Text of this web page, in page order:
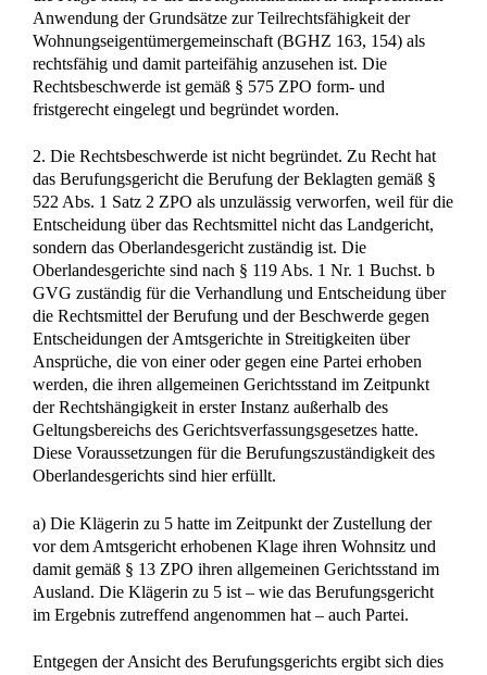
Anwendung der Grundsätze zur Teilrechtsfähigkeit der
Wohnungseigentümergemeinschaft (BGHZ 163, 154) als
rechtsfähig und damit parteifähig anzusehen ist. Die
Rechtsbeschwerde ist gemäß § 575 ZPO form- und
fristgerecht eingelegt und begründet worden.
2. Die Rechtsbeschwerde ist nicht begründet. Zu Recht hat
das Berufungsgericht die Berufung der Beklagten gemäß §
522 Abs. 1 Satz 2 ZPO als unzulässig verworfen, weil für die
Entscheidung über das Rechtsmittel nicht das Landgericht,
sondern das Oberlandesgericht zuständig ist. Die
Oberlandesgerichte sind nach § 119 Abs. 1 Nr. 1 Buchst. b
GVG zuständig für die Verhandlung und Entscheidung über
die Rechtsmittel der Berufung und der Beschwerde gegen
Entscheidungen der Amtsgerichte in Streitigkeiten über
Ansprüche, die von einer oder gegen eine Partei erhoben
werden, die ihren allgemeinen Gerichtsstand im Zeitpunkt
der Rechtshängigkeit in erster Instanz außerhalb des
Geltungsbereichs des Gerichtsverfassungsgesetzes hatte.
Diese Voraussetzungen für die Berufungszuständigkeit des
Oberlandesgerichts sind hier erfüllt.
a) Die Klägerin zu 5 hatte im Zeitpunkt der Zustellung der
vor dem Amtsgericht erhobenen Klage ihren Wohnsitz und
damit gemäß § 13 ZPO ihren allgemeinen Gerichtsstand im
Ausland. Die Klägerin zu 5 ist – wie das Berufungsgericht
im Ergebnis zutreffend angenommen hat – auch Partei.
Entgegen der Ansicht des Berufungsgerichts ergibt sich dies